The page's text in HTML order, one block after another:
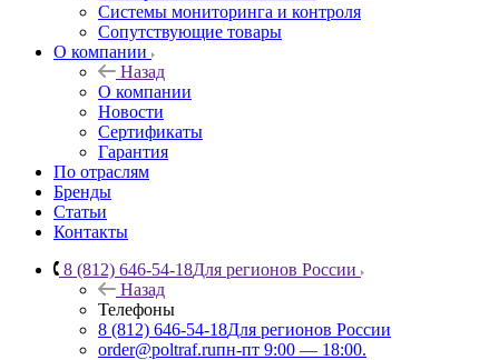
Системы мониторинга и контроля
Сопутствующие товары
О компании
Назад
О компании
Новости
Сертификаты
Гарантия
По отраслям
Бренды
Статьи
Контакты
8 (812) 646-54-18Для регионов России
Назад
Телефоны
8 (812) 646-54-18Для регионов России
order@poltraf.ruпн-пт 9:00 — 18:00.